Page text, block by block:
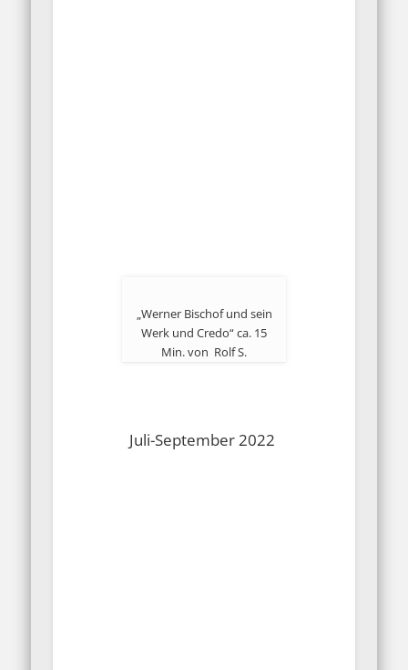
„Werner Bischof und sein
Werk und Credo“ ca. 15
Min. von Rolf S.
Juli-September 2022